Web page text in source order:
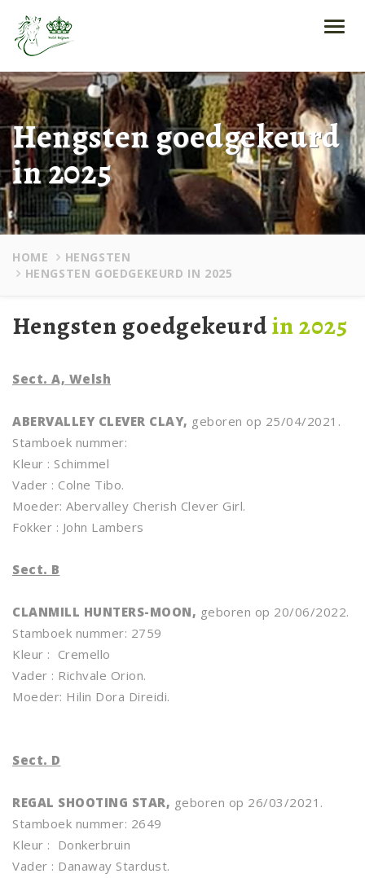
Hengsten goedgekeurd
in 2025
HOME
HENGSTEN
HENGSTEN GOEDGEKEURD IN 2025
Hengsten goedgekeurdin 2025
Sect. A, Welsh
ABERVALLEY CLEVER CLAY, geboren op 25/04/2021.
Stamboek nummer:
Kleur : Schimmel
Vader : Colne Tibo.
Moeder: Abervalley Cherish Clever Girl.
Fokker : John Lambers
Sect. B
CLANMILL HUNTERS-MOON, geboren op 20/06/2022.
Stamboek nummer: 2759
Kleur : Cremello
Vader : Richvale Orion.
Moeder: Hilin Dora Direidi.
Sect. D
REGAL SHOOTING STAR, geboren op 26/03/2021.
Stamboek nummer: 2649
Kleur : Donkerbruin
Vader : Danaway Stardust.